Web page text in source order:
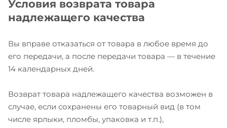
Условия возврата товара
надлежащего качества
Вы вправе отказаться от товара в любое время до
его передачи, а после передачи товара — в течение
14 календарных дней.
Возврат товара надлежащего качества возможен в
случае, если сохранены его товарный вид (в том
числе ярлыки, пломбы, упаковка и т.п.),